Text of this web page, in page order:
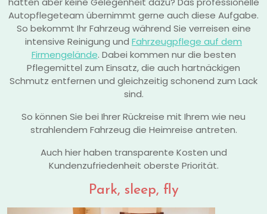
Autopflegeteam übernimmt gerne auch diese Aufgabe.
So bekommt Ihr Fahrzeug während Sie verreisen eine
intensive Reinigung und Fahrzeugpflege auf dem
Firmengelände. Dabei kommen nur die besten
Pflegemittel zum Einsatz, die auch hartnäckigen
Schmutz entfernen und gleichzeitig schonend zum Lack
sind.
So können Sie bei Ihrer Rückreise mit Ihrem wie neu
strahlendem Fahrzeug die Heimreise antreten.
Auch hier haben transparente Kosten und
Kundenzufriedenheit oberste Priorität.
Park, sleep, fly